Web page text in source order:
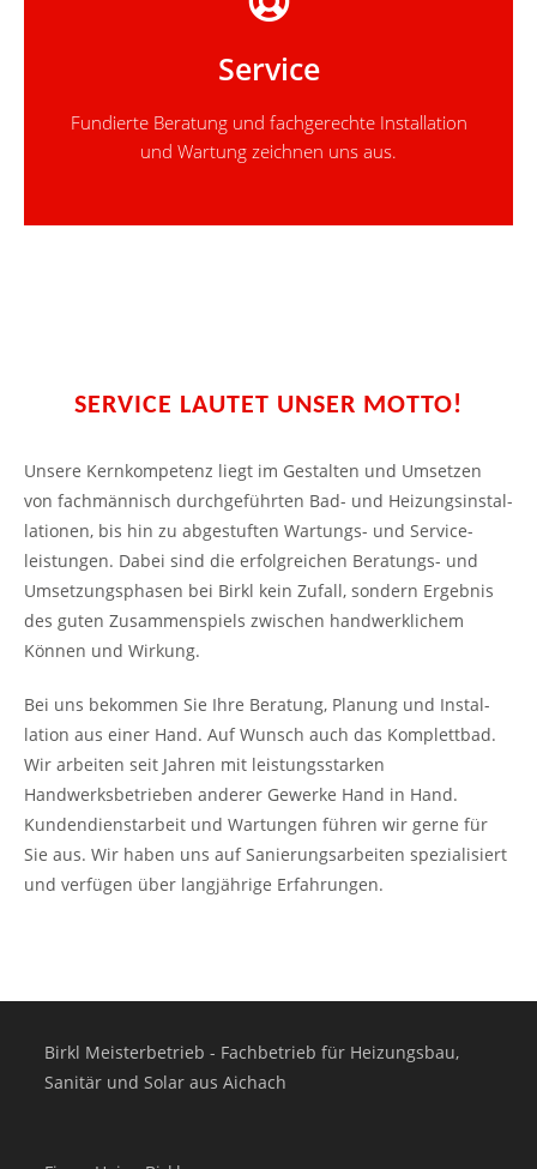
Service
Fundierte Beratung und fachgerechte Installation
und Wartung zeichnen uns aus.
SERVICE LAUTET UNSER MOTTO!
Unsere Kern­kompetenz liegt im Gestalten und Umsetzen
von fach­männisch durch­geführten Bad- und Heizungs­­instal­
lationen, bis hin zu abgestuften Wartungs- und Service­­
leistungen. Dabei sind die erfolg­reichen Beratungs- und
Um­setzungs­­phasen bei Birkl kein Zufall, sondern Ergebnis
des guten Zusammen­­spiels zwischen hand­werk­­lichem
Können und Wirkung.
Bei uns bekommen Sie Ihre Beratung, Planung und Instal­
lation aus einer Hand. Auf Wunsch auch das Komplett­bad.
Wir arbeiten seit Jahren mit leistungs­starken
Handwerksbetrieben anderer Gewerke Hand in Hand.
Kunden­dienstarbeit und Wartungen führen wir gerne für
Sie aus. Wir haben uns auf Sanierungs­arbeiten spezialisiert
und verfügen über lang­jährige Erfahrungen.
Birkl Meisterbetrieb - Fachbetrieb für Heizungsbau,
Sanitär und Solar aus Aichach